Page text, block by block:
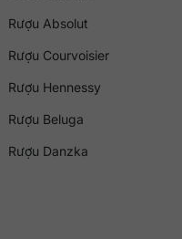
Rượu Absolut
Rượu Courvoisier
Rượu Hennessy
Rượu Beluga
Rượu Danzka